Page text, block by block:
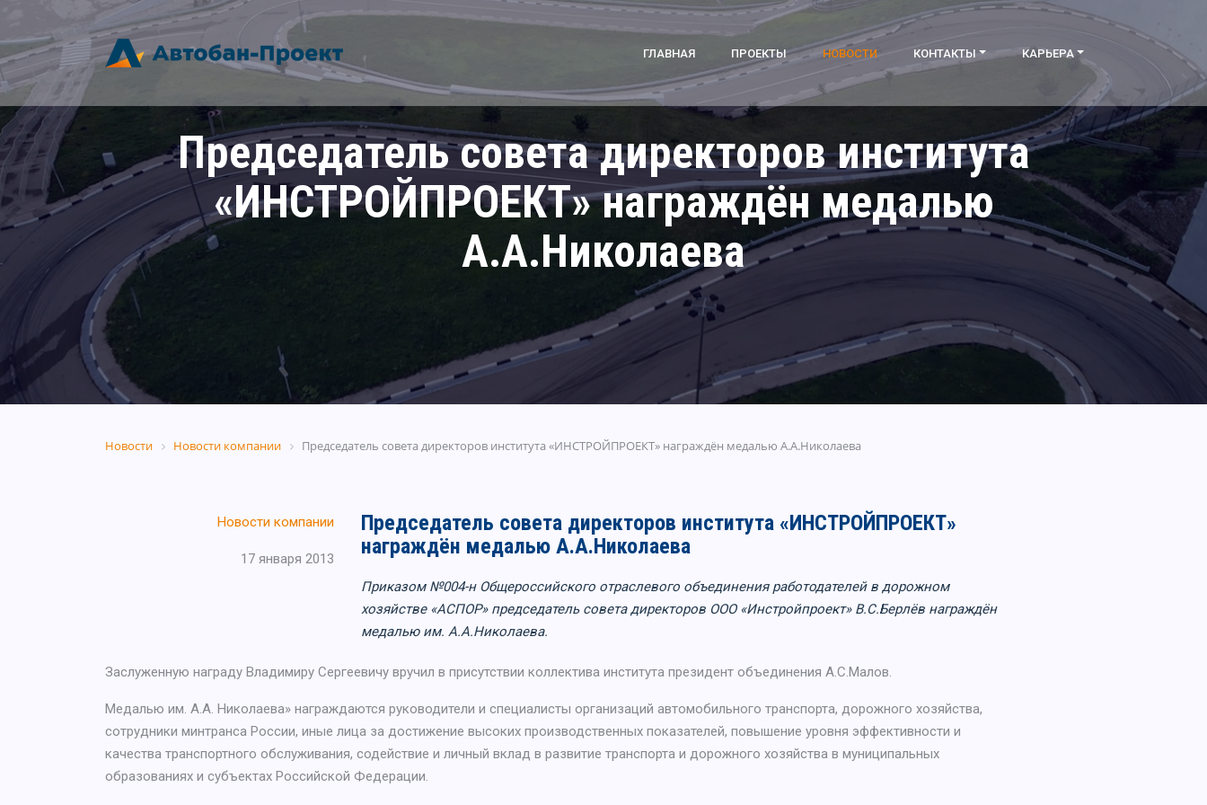
ГЛАВНАЯ ПРОЕКТЫ НОВОСТИ КОНТАКТЫ КАРЬЕРА
Председатель совета директоров института
«ИНСТРОЙПРОЕКТ» награждён медалью
А.А.Николаева
Новости Новости компании Председатель совета директоров института «ИНСТРОЙПРОЕКТ» награждён медалью А.А.Николаева
Новости компании
17 января 2013
Председатель совета директоров института «ИНСТРОЙПРОЕКТ»
награждён медалью А.А.Николаева
Приказом №004-н Общероссийского отраслевого объединения работодателей в дорожном
хозяйстве «АСПОР» председатель совета директоров ООО «Инстройпроект» В.С.Берлёв награждён
медалью им. А.А.Николаева.
Заслуженную награду Владимиру Сергеевичу вручил в присутствии коллектива института президент объединения А.С.Малов.
Медалью им. А.А. Николаева» награждаются руководители и специалисты организаций автомобильного транспорта, дорожного хозяйства,
сотрудники минтранса России, иные лица за достижение высоких производственных показателей, повышение уровня эффективности и
качества транспортного обслуживания, содействие и личный вклад в развитие транспорта и дорожного хозяйства в муниципальных
образованиях и субъектах Российской Федерации.